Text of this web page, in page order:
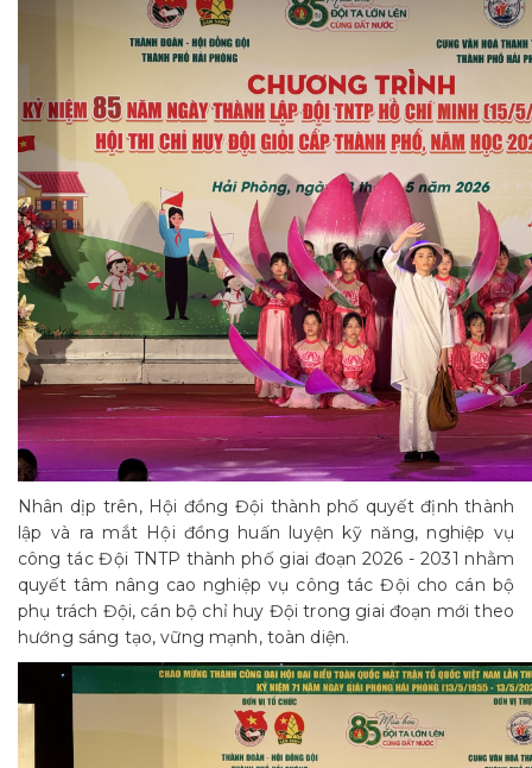
Nhân dịp trên, Hội đồng Đội thành phố quyết định thành
lập và ra mắt Hội đồng huấn luyện kỹ năng, nghiệp vụ
công tác Đội TNTP thành phố giai đoạn 2026 - 2031 nhằm
quyết tâm nâng cao nghiệp vụ công tác Đội cho cán bộ
phụ trách Đội, cán bộ chỉ huy Đội trong giai đoạn mới theo
hướng sáng tạo, vững mạnh, toàn diện.